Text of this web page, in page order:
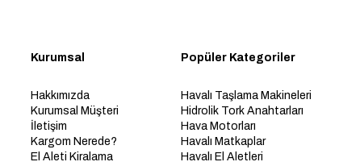
Kurumsal
Hakkımızda
Kurumsal Müşteri
İletişim
Kargom Nerede?
El Aleti Kiralama
Popüler Kategoriler
Havalı Taşlama Makineleri
Hidrolik Tork Anahtarları
Hava Motorları
Havalı Matkaplar
Havalı El Aletleri